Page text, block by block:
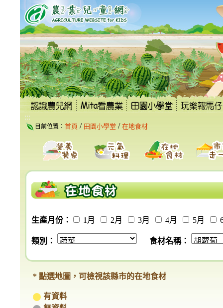
到
主
要
內
容
區
塊
:::
目前位置： 首頁 / 田園小學堂 / 在地食材
生產月份： 1月 2月 3月 4月 5月
類別： 食材名稱：
* 點選地圖，可檢視該縣市的在地食材
有資料